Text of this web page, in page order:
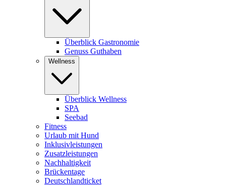
Überblick Gastronomie
Genuss Guthaben
Wellness
Überblick Wellness
SPA
Seebad
Fitness
Urlaub mit Hund
Inklusivleistungen
Zusatzleistungen
Nachhaltigkeit
Brückentage
Deutschlandticket